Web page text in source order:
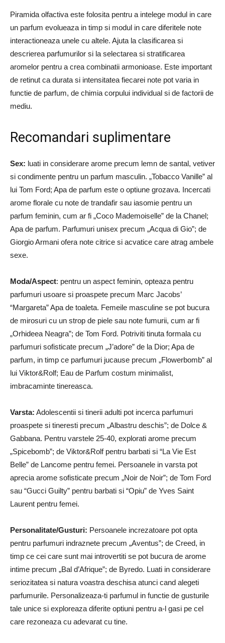
Piramida olfactiva este folosita pentru a intelege modul in care
un parfum evolueaza in timp si modul in care diferitele note
interactioneaza unele cu altele. Ajuta la clasificarea si
descrierea parfumurilor si la selectarea si stratificarea
aromelor pentru a crea combinatii armonioase. Este important
de retinut ca durata si intensitatea fiecarei note pot varia in
functie de parfum, de chimia corpului individual si de factorii de
mediu.
Recomandari suplimentare
Sex: luati in considerare arome precum lemn de santal, vetiver
si condimente pentru un parfum masculin. „Tobacco Vanille” al
lui Tom Ford; Apa de parfum este o optiune grozava. Incercati
arome florale cu note de trandafir sau iasomie pentru un
parfum feminin, cum ar fi „Coco Mademoiselle” de la Chanel;
Apa de parfum. Parfumuri unisex precum „Acqua di Gio”; de
Giorgio Armani ofera note citrice si acvatice care atrag ambele
sexe.
Moda/Aspect: pentru un aspect feminin, opteaza pentru
parfumuri usoare si proaspete precum Marc Jacobs’
“Margareta” Apa de toaleta. Femeile masculine se pot bucura
de mirosuri cu un strop de piele sau note fumurii, cum ar fi
„Orhideea Neagra”; de Tom Ford. Potriviti tinuta formala cu
parfumuri sofisticate precum „J’adore” de la Dior; Apa de
parfum, in timp ce parfumuri jucause precum „Flowerbomb” al
lui Viktor&Rolf; Eau de Parfum costum minimalist,
imbracaminte tinereasca.
Varsta: Adolescentii si tinerii adulti pot incerca parfumuri
proaspete si tineresti precum „Albastru deschis”; de Dolce &
Gabbana. Pentru varstele 25-40, explorati arome precum
„Spicebomb”; de Viktor&Rolf pentru barbati si “La Vie Est
Belle” de Lancome pentru femei. Persoanele in varsta pot
aprecia arome sofisticate precum „Noir de Noir”; de Tom Ford
sau “Gucci Guilty” pentru barbati si “Opiu” de Yves Saint
Laurent pentru femei.
Personalitate/Gusturi: Persoanele increzatoare pot opta
pentru parfumuri indraznete precum „Aventus”; de Creed, in
timp ce cei care sunt mai introvertiti se pot bucura de arome
intime precum „Bal d’Afrique”; de Byredo. Luati in considerare
seriozitatea si natura voastra deschisa atunci cand alegeti
parfumurile. Personalizeaza-ti parfumul in functie de gusturile
tale unice si exploreaza diferite optiuni pentru a-l gasi pe cel
care rezoneaza cu adevarat cu tine.